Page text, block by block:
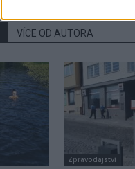
VÍCE OD AUTORA
Zpravodajství